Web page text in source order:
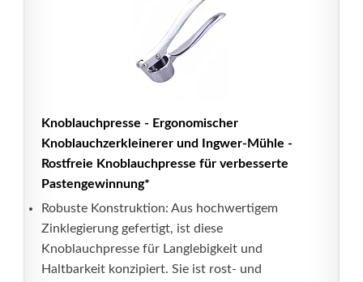
Knoblauchpresse - Ergonomischer
Knoblauchzerkleinerer und Ingwer-Mühle -
Rostfreie Knoblauchpresse für verbesserte
Pastengewinnung*
Robuste Konstruktion: Aus hochwertigem
Zinklegierung gefertigt, ist diese
Knoblauchpresse für Langlebigkeit und
Haltbarkeit konzipiert. Sie ist rost- und